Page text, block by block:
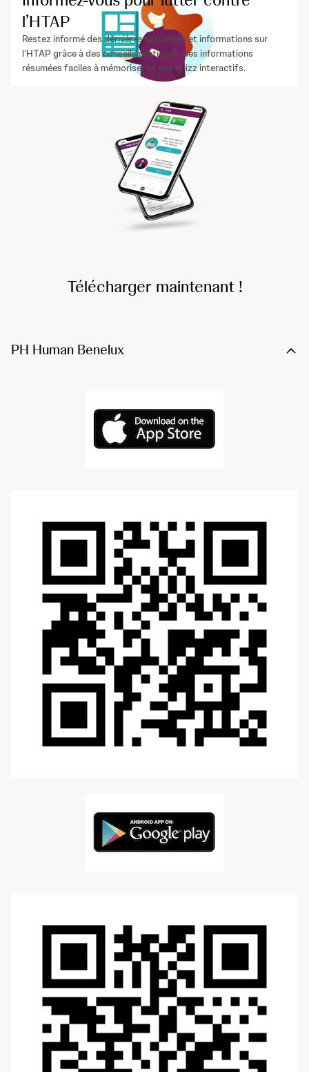
l’HTAP
Restez informé des dernières actualités et informations sur
l’HTAP grâce à des conseils pratiques, des informations
résumées faciles à mémoriser et des quizz interactifs.
Télécharger maintenant !
PH Human Benelux